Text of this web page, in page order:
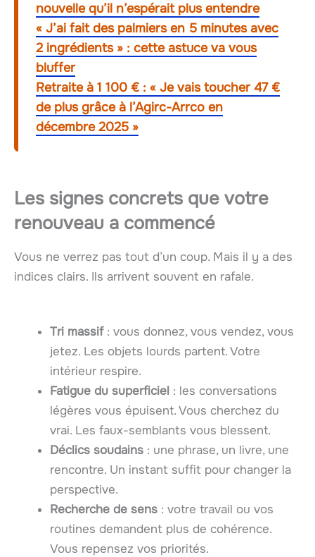
nouvelle qu’il n’espérait plus entendre
« J’ai fait des palmiers en 5 minutes avec
2 ingrédients » : cette astuce va vous
bluffer
Retraite à 1 100 € : « Je vais toucher 47 €
de plus grâce à l’Agirc-Arrco en
décembre 2025 »
Les signes concrets que votre
renouveau a commencé
Vous ne verrez pas tout d’un coup. Mais il y a des
indices clairs. Ils arrivent souvent en rafale.
Tri massif: vous donnez, vous vendez, vous
jetez. Les objets lourds partent. Votre
intérieur respire.
Fatigue du superficiel : les conversations
légères vous épuisent. Vous cherchez du
vrai. Les faux-semblants vous blessent.
Déclics soudains : une phrase, un livre, une
rencontre. Un instant suffit pour changer la
perspective.
Recherche de sens : votre travail ou vos
routines demandent plus de cohérence.
Vous repensez vos priorités.